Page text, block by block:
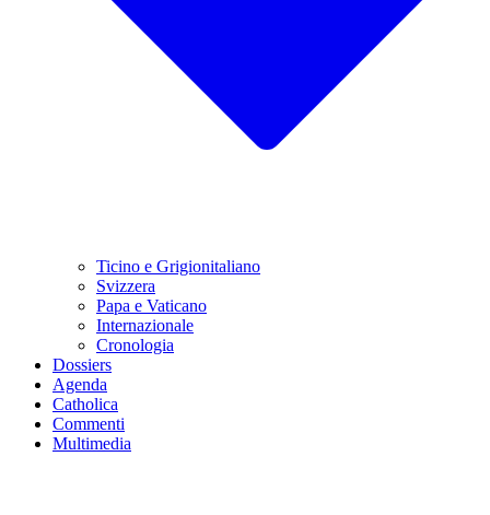
Ticino e Grigionitaliano
Svizzera
Papa e Vaticano
Internazionale
Cronologia
Dossiers
Agenda
Catholica
Commenti
Multimedia